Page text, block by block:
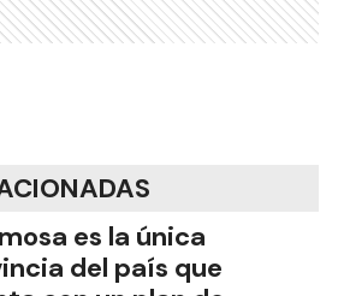
es la única
del país que